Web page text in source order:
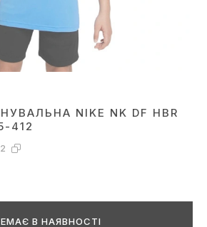
NIKE NK DF HBR
412
В НАЯВНОСТІ